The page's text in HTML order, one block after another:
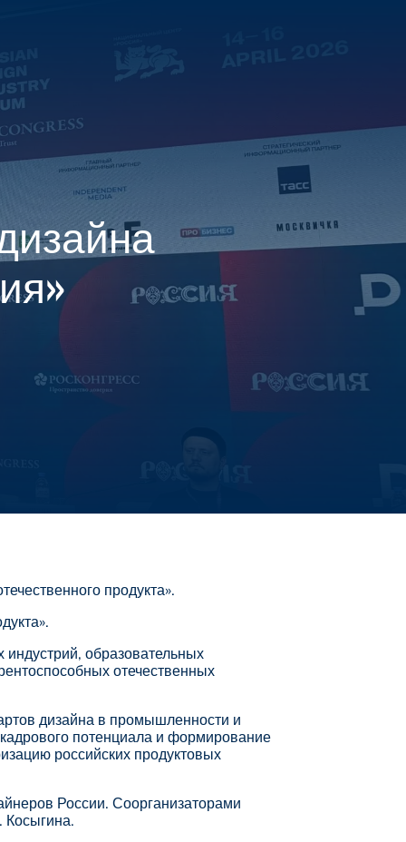
продукта».
образовательных
отечественных
дизайна в промышленности и
потенциала и формирование
российских продуктовых
России. Соорганизаторами
Косыгина.